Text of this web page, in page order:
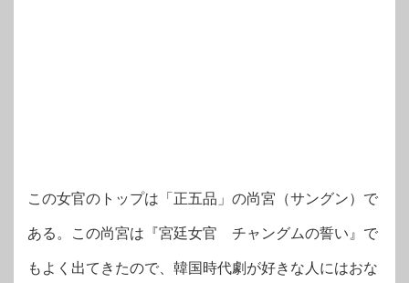
この女官のトップは「正五品」の尚宮（サングン）で
ある。この尚宮は『宮廷女官 チャングムの誓い』で
もよく出てきたので、韓国時代劇が好きな人にはおな